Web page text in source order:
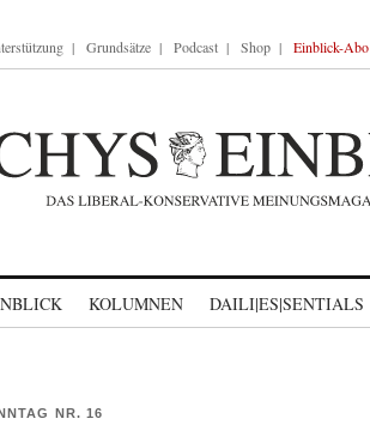
Grundsätze Podcast Shop Einblick-Abo
KOLUMNEN DAILI|ES|SENTIALS
NR. 16